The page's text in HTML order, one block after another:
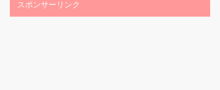
スポンサーリンク